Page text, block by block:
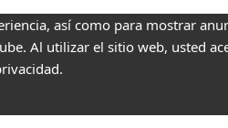
así como para mostrar
Al utilizar el sitio web, usted